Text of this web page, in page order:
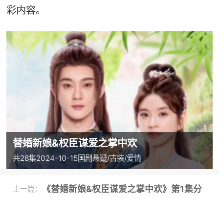
彩内容。
替婚新娘&权臣谋爱之掌中欢
共28集2024-10-15国剧悬疑/古装/爱情
上一篇： 《替婚新娘&权臣谋爱之掌中欢》第1集分